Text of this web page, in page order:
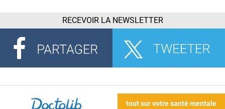
RECEVOIR LA NEWSLETTER
tout sur votre santé mentale